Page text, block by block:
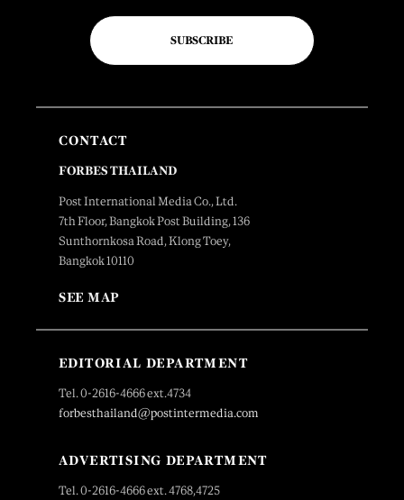
SUBSCRIBE
CONTACT
FORBES THAILAND
Post International Media Co., Ltd.
7th Floor, Bangkok Post Building, 136
Sunthornkosa Road, Klong Toey,
Bangkok 10110
SEE MAP
EDITORIAL DEPARTMENT
Tel. 0-2616-4666 ext.4734
forbesthailand@postintermedia.com
ADVERTISING DEPARTMENT
Tel. 0-2616-4666 ext. 4768,4725